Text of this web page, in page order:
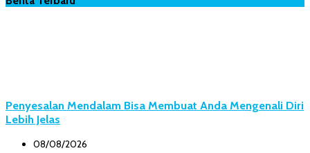
Penyesalan Mendalam Bisa Membuat Anda Mengenali Diri
Lebih Jelas
08/08/2026